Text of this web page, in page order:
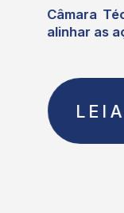
Câmara
alinhar as